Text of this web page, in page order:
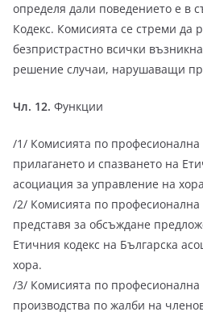
определя дали поведението е в
Кодекс. Комисията се стреми да
безпристрастно всички
решение случаи, нарушаващи
Чл. 12. Функции
/1/ Комисията по професионална
прилагането и спазването на
асоциация за управление на
/2/ Комисията по
представя за обсъждане
Етичния кодекс на Българска
хора.
/3/ Комисията по професионална
производства по жалби на